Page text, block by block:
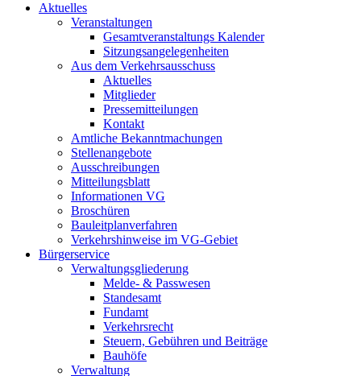
Aktuelles
Veranstaltungen
Gesamtveranstaltungs Kalender
Sitzungsangelegenheiten
Aus dem Verkehrsausschuss
Aktuelles
Mitglieder
Pressemitteilungen
Kontakt
Amtliche Bekanntmachungen
Stellenangebote
Ausschreibungen
Mitteilungsblatt
Informationen VG
Broschüren
Bauleitplanverfahren
Verkehrshinweise im VG-Gebiet
Bürgerservice
Verwaltungsgliederung
Melde- & Passwesen
Standesamt
Fundamt
Verkehrsrecht
Steuern, Gebühren und Beiträge
Bauhöfe
Verwaltung